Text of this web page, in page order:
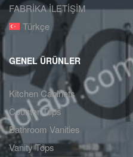
FABRİKA İLETİŞİM
Türkçe
GENEL ÜRÜNLER
Kitchen Cabinets
Counter Tops
Bathroom Vanities
Vanity Tops